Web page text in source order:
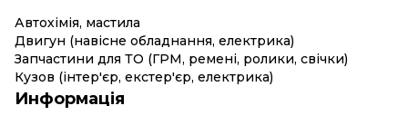
Автохімія, мастила
Двигун (навісне обладнання, електрика)
Запчастини для ТО (ГРМ, ремені, ролики, свічки)
Кузов (інтер'єр, екстер'єр, електрика)
Информація